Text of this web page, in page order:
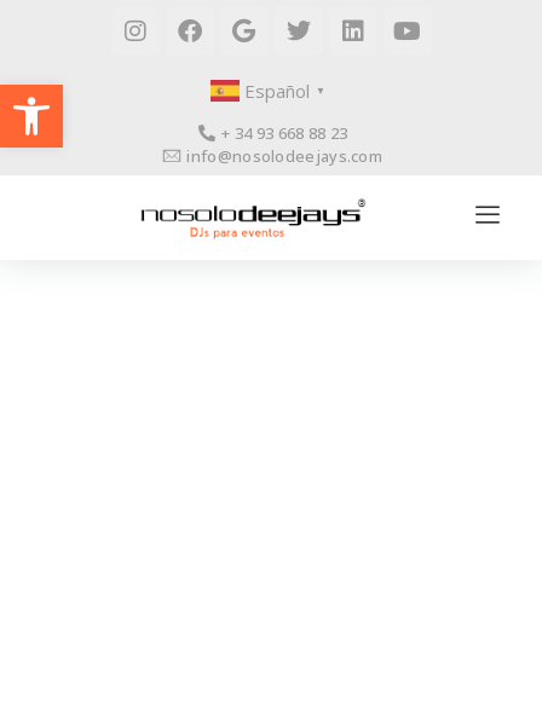
Español ▼
+ 34 93 668 88 23
info@nosolodeejays.com
Abrir barra de herramientas